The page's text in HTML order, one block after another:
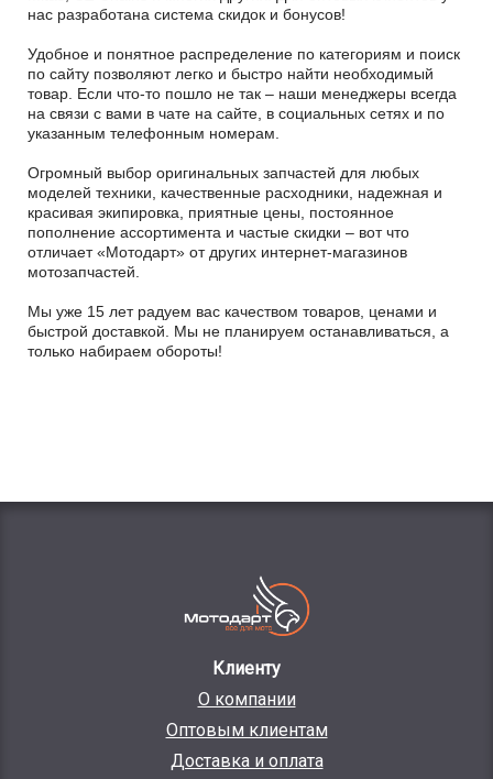
нас разработана система скидок и бонусов!
Удобное и понятное распределение по категориям и поиск
по сайту позволяют легко и быстро найти необходимый
товар. Если что-то пошло не так – наши менеджеры всегда
на связи с вами в чате на сайте, в социальных сетях и по
указанным телефонным номерам.
Огромный выбор оригинальных запчастей для любых
моделей техники, качественные расходники, надежная и
красивая экипировка, приятные цены, постоянное
пополнение ассортимента и частые скидки – вот что
отличает «Мотодарт» от других интернет-магазинов
мотозапчастей.
Мы уже 15 лет радуем вас качеством товаров, ценами и
быстрой доставкой. Мы не планируем останавливаться, а
только набираем обороты!
Клиенту
О компании
Оптовым клиентам
Доставка и оплата